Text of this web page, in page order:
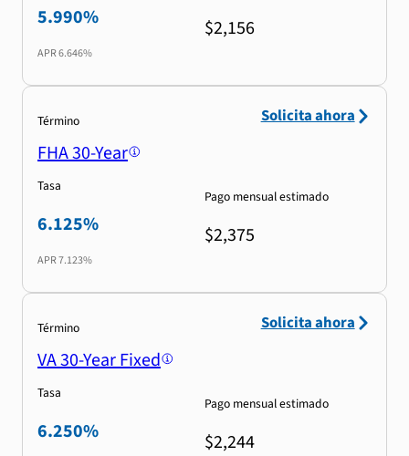
5.990%
APR6.646%
$2,156
Término
FHA 30-Year
Tasa
6.125%
APR7.123%
Pago mensual estimado
$2,375
Solicita ahora
Término
VA 30-Year Fixed
Tasa
6.250%
Pago mensual estimado
$2,244
Solicita ahora